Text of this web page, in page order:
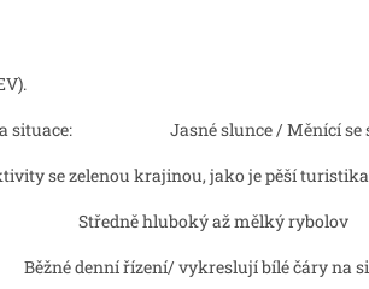
a situace: Jasné slunce / Měnící se
se zelenou krajinou, jako je pěší
Středně hluboký až mělký rybolov
Běžné denní řízení/ vykreslují bílé čáry na